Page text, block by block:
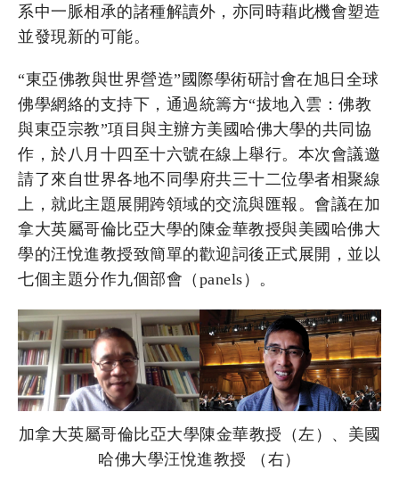
系中一脈相承的諸種解讀外，亦同時藉此機會塑造
並發現新的可能。
“東亞佛教與世界營造”國際學術研討會在旭日全球
佛學網絡的支持下，通過統籌方“拔地入雲：佛教
與東亞宗教”項目與主辦方美國哈佛大學的共同協
作，於八月十四至十六號在線上舉行。本次會議邀
請了來自世界各地不同學府共三十二位學者相聚線
上，就此主題展開跨領域的交流與匯報。會議在加
拿大英屬哥倫比亞大學的陳金華教授與美國哈佛大
學的汪悅進教授致簡單的歡迎詞後正式展開，並以
七個主題分作九個部會（panels）。
加拿大英屬哥倫比亞大學陳金華教授（左）、美國
哈佛大學汪悅進教授 （右）